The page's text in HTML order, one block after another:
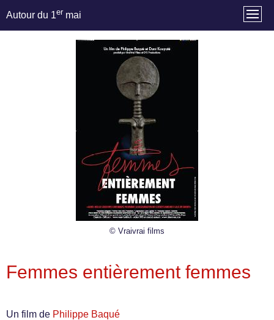
Autour du 1er mai
© Vraivrai films
Femmes entièrement femmes
Un film de Philippe Baqué